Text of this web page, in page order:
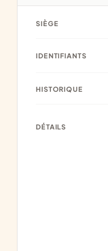
SIÈGE
IDENTIFIANTS
HISTORIQUE
DÉTAILS